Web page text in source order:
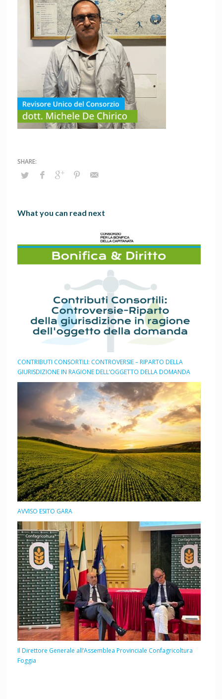
What you can read next
CONTRIBUTI CONSORTILI: CONTROVERSIE – RIPARTO DELLA
GIURISDIZIONE IN RAGIONE DELL’OGGETTO DELLA DOMANDA
AVVISO ESITO GARA
Il Direttore Generale all’Assemblea Provinciale Confagricoltura
Foggia